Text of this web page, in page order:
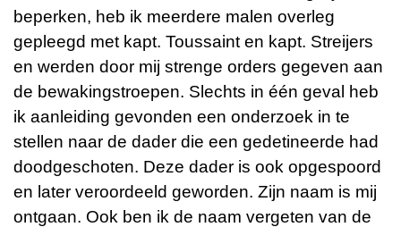
beperken, heb ik meerdere malen overleg
gepleegd met kapt. Toussaint en kapt. Streijers
en werden door mij strenge orders gegeven aan
de bewakingstroepen. Slechts in één geval heb
ik aanleiding gevonden een onderzoek in te
stellen naar de dader die een gedetineerde had
doodgeschoten. Deze dader is ook opgespoord
en later veroordeeld geworden. Zijn naam is mij
ontgaan. Ook ben ik de naam vergeten van de